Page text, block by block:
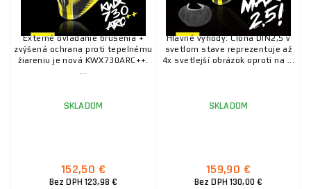
Externé ovládanie brúsenia +
zvýšená ochrana proti tepelnému
žiareniu je nová KWX730ARC++.
...
SKLADOM
152,50 €
Bez DPH 123,98 €
Hlavné výhody: Clona DIN2,5 v
svetlom stave reprezentuje až
4x svetlejší obrázok oproti na ...
SKLADOM
159,90 €
Bez DPH 130,00 €